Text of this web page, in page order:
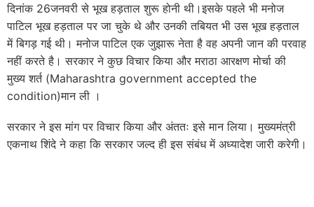
दिनांक 26जनवरी से भूख हड़ताल शुरू होनी थी।इसके पहले भी मनोज
पाटिल भूख हड़ताल पर जा चुके थे और उनकी तबियत भी उस भूख हड़ताल
में बिगड़ गई थी। मनोज पाटिल एक जुझारू नेता है वह अपनी जान की परवाह
नहीं करते है। सरकार ने कुछ विचार किया और मराठा आरक्षण मोर्चा की
मुख्य शर्त (Maharashtra government accepted the
condition)मान ली ।
सरकार ने इस मांग पर विचार किया और अंततः इसे मान लिया। मुख्यमंत्री
एकनाथ शिंदे ने कहा कि सरकार जल्द ही इस संबंध में अध्यादेश जारी करेगी।